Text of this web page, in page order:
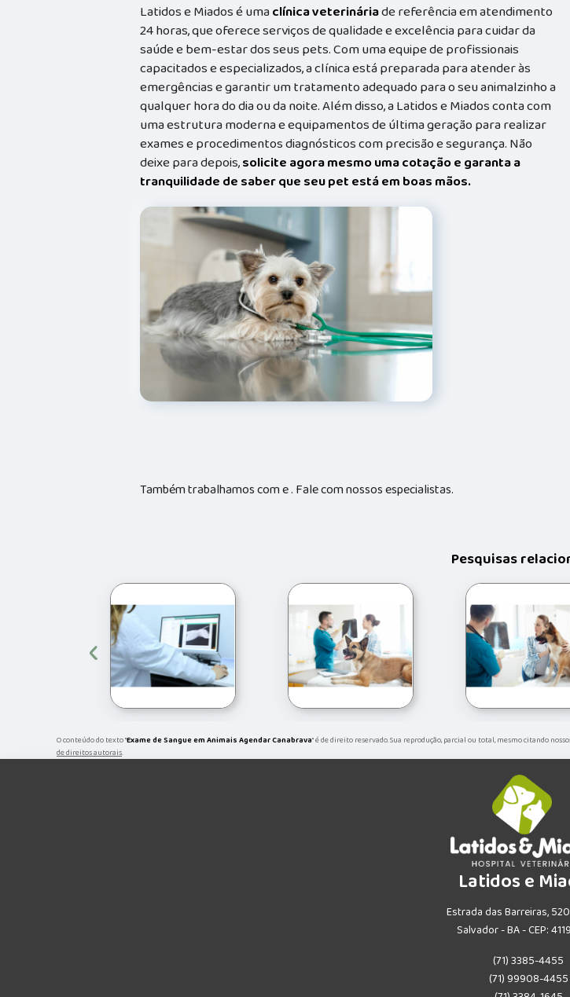
Latidos e Miados é umaclínica veterináriade referência em atendimento
24 horas, que oferece serviços de qualidade e excelência para cuidar da
saúde e bem-estar dos seus pets. Com uma equipe de profissionais
capacitados e especializados, a clínica está preparada para atender às
emergências e garantir um tratamento adequado para o seu animalzinho a
qualquer hora do dia ou da noite. Além disso, a Latidos e Miados conta com
uma estrutura moderna e equipamentos de última geração para realizar
exames e procedimentos diagnósticos com precisão e segurança. Não
deixe para depois,solicite agora mesmo uma cotação e garanta a
tranquilidade de saber que seu pet está em boas mãos.
Também trabalhamos com e . Fale com nossos especialistas.
Pesquisas
‹
O conteúdo do texto "Exame de Sangue em Animais Agendar Canabrava" é de direito reservado. Sua reprodução, parcial ou total, mesmo citando
de direitos autorais.
Latidos e
Estrada das Barreiras,
Salvador - BA - CEP:
(71) 3385-4455
(71) 99908-4455